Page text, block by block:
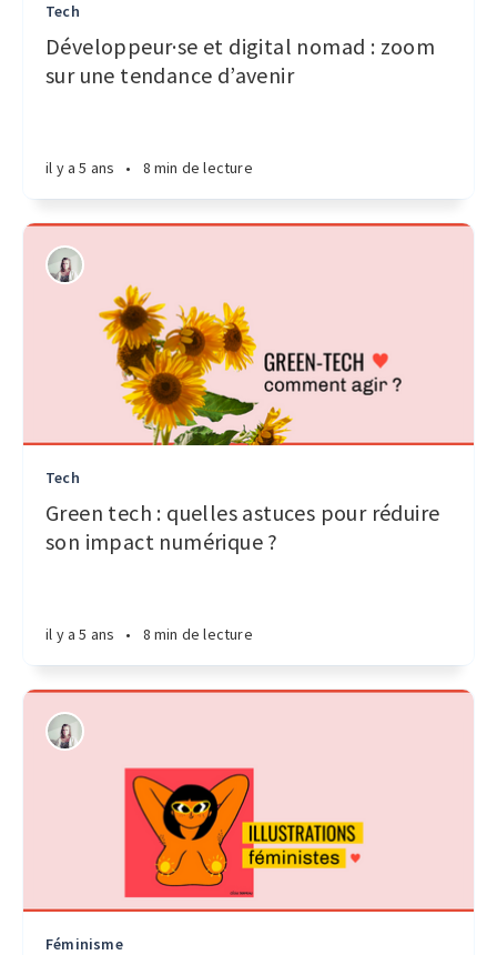
Tech
Développeur·se et digital nomad : zoom
sur une tendance d’avenir
il y a 5 ans • 8 min de lecture
Tech
Green tech : quelles astuces pour réduire
son impact numérique ?
il y a 5 ans • 8 min de lecture
Féminisme